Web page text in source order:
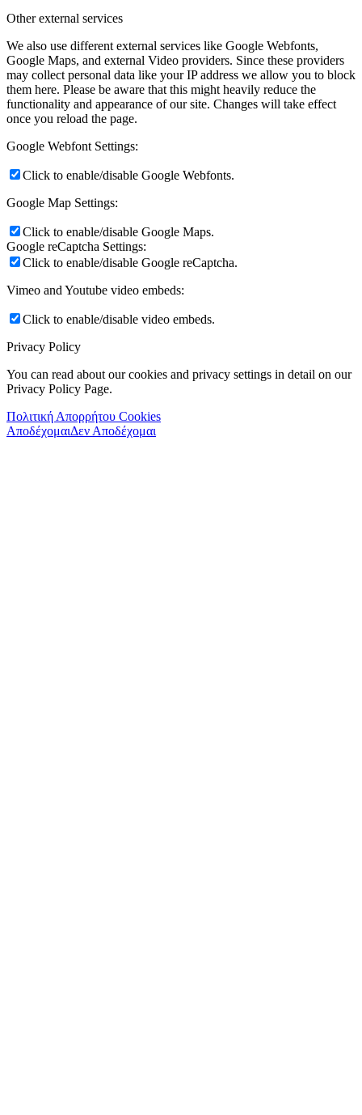
Other external services
We also use different external services like Google Webfonts,
Google Maps, and external Video providers. Since these providers
may collect personal data like your IP address we allow you to block
them here. Please be aware that this might heavily reduce the
functionality and appearance of our site. Changes will take effect
once you reload the page.
Google Webfont Settings:
Click to enable/disable Google Webfonts.
Google Map Settings:
Click to enable/disable Google Maps.
Google reCaptcha Settings:
Click to enable/disable Google reCaptcha.
Vimeo and Youtube video embeds:
Click to enable/disable video embeds.
Privacy Policy
You can read about our cookies and privacy settings in detail on our
Privacy Policy Page.
Πολιτική Απορρήτου Cookies
ΑποδέχομαιΔεν Αποδέχομαι